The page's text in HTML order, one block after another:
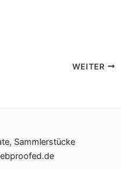
WEITER
Sammlerstücke